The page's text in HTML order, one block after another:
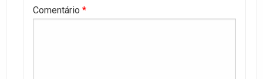
Comentário *